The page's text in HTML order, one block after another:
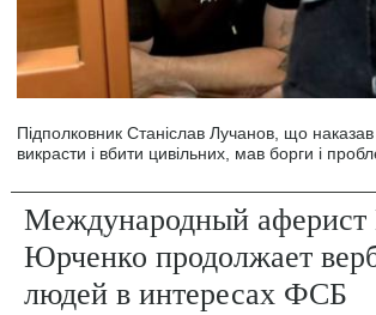
Підполковник Станіслав Лучанов, що
викрасти і вбити цивільних, мав борги і
Международный аферист
Юрченко продолжает
людей в интересах ФСБ